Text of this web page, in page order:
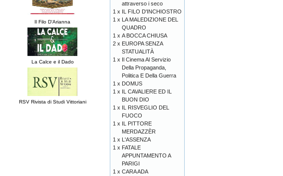
Il Filo D'Arianna
La Calce e il Dado
RSV Rivista di Studi Vittoriani
attraverso i seco
1 x IL FILO D'INCHIOSTRO
1 x LA MALEDIZIONE DEL
QUADRO
1 x A BOCCA CHIUSA
2 x EUROPA SENZA
STATUALITÀ
1 x Il Cinema Al Servizio
Della Propaganda,
Politica E Della Guerra
1 x DOMUS
1 x IL CAVALIERE ED IL
BUON DIO
1 x IL RISVEGLIO DEL
FUOCO
1 x IL PITTORE
MERDAZZÈR
1 x L'ASSENZA
1 x FATALE
APPUNTAMENTO A
PARIGI
1 x CARA ADA